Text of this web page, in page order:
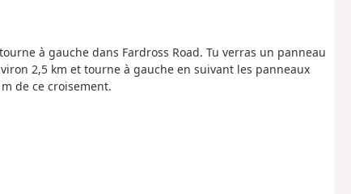
à gauche dans Fardross Road. Tu verras un panneau
2,5 km et tourne à gauche en suivant les panneaux
de ce croisement.